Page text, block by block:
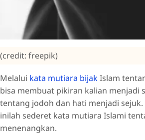
(credit: freepik)
Melalui kata mutiara bijakIslam
bisa membuat pikiran kalian menjadi
tentang jodoh dan hati menjadi sejuk.
inilah sederet kata mutiara Islami
menenangkan.